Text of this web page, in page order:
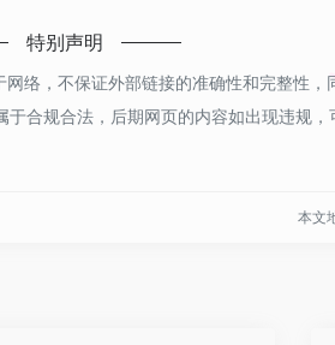
特别声明
络，不保证外部链接的准确性和完整性
合规合法，后期网页的内容如出现违规
本文